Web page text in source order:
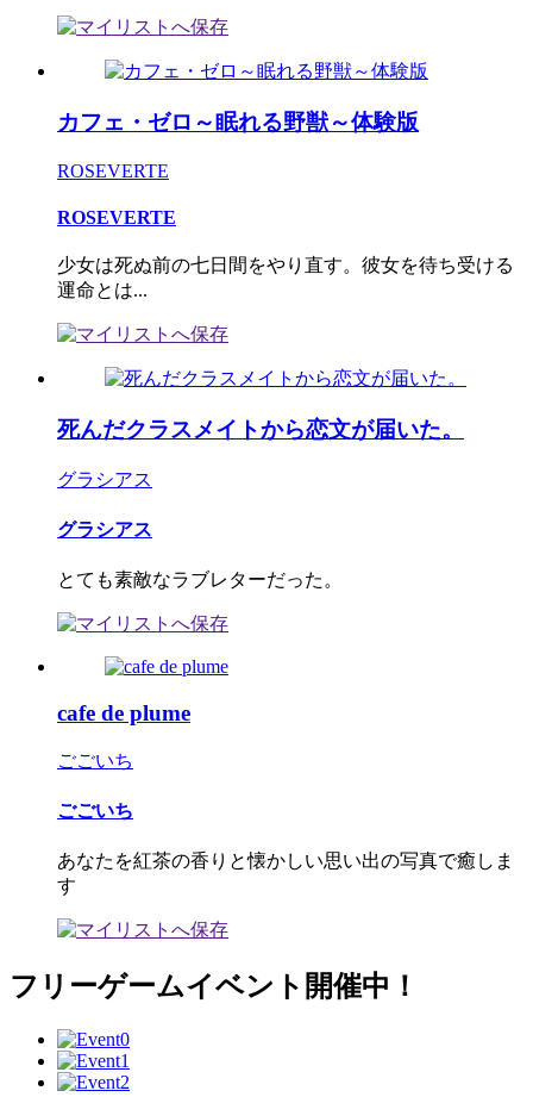
カフェ・ゼロ～眠れる野獣～体験版
ROSEVERTE
ROSEVERTE
少女は死ぬ前の七日間をやり直す。彼女を待ち受ける
運命とは...
死んだクラスメイトから恋文が届いた。
グラシアス
グラシアス
とても素敵なラブレターだった。
cafe de plume
ごごいち
ごごいち
あなたを紅茶の香りと懐かしい思い出の写真で癒しま
す
フリーゲームイベント開催中！